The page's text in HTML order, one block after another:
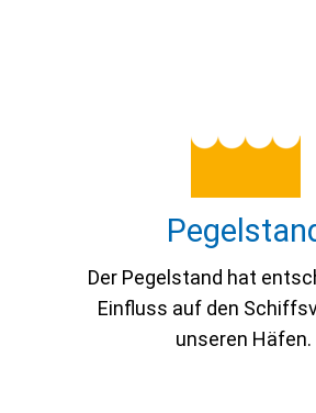
Der Pegelstand hat
Einfluss auf den
unseren Häfen.